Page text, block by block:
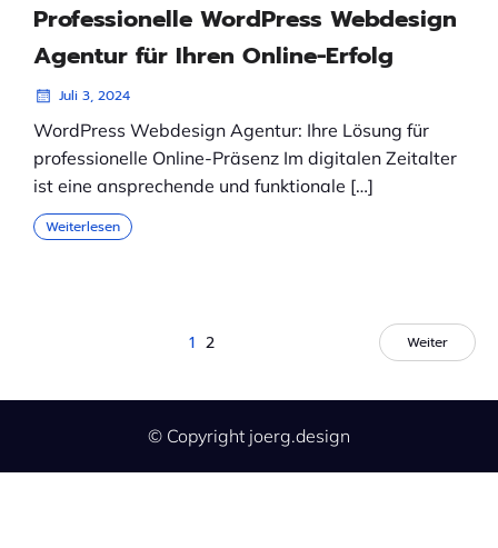
Professionelle WordPress Webdesign
Agentur für Ihren Online-Erfolg
Juli 3, 2024
WordPress Webdesign Agentur: Ihre Lösung für
professionelle Online-Präsenz Im digitalen Zeitalter
ist eine ansprechende und funktionale […]
Weiterlesen
1 2 Weiter
© Copyright joerg.design